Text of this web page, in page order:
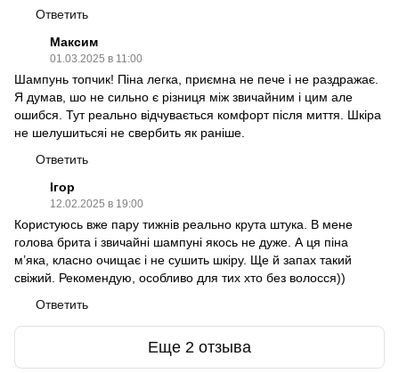
Ответить
Максим
01.03.2025 в 11:00
Шампунь топчик! Піна легка, приємна не пече і не раздражає.
Я думав, шо не сильно є різниця між звичайним і цим але
ошибся. Тут реально відчувається комфорт після миття. Шкіра
не шелушитьсяі не свербить як раніше.
Ответить
Ігор
12.02.2025 в 19:00
Користуюсь вже пару тижнів реально крута штука. В мене
голова брита і звичайні шампуні якось не дуже. А ця піна
м’яка, класно очищає і не сушить шкіру. Ще й запах такий
свіжий. Рекомендую, особливо для тих хто без волосся))
Ответить
Еще 2 отзыва